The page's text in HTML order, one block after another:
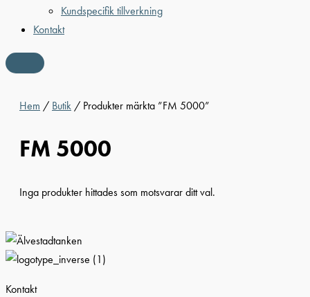
Kundspecifik tillverkning
Kontakt
Hem / Butik / Produkter märkta ”FM 5000”
FM 5000
Inga produkter hittades som motsvarar ditt val.
Kontakt